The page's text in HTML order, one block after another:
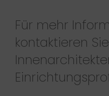
Für mehr
kontaktieren